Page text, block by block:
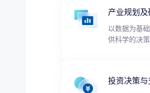
产业规划
以数据为基
供科学的决
投资决策与